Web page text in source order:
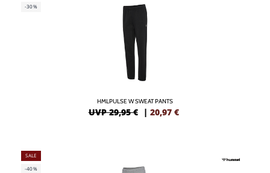
-30%
HMLPULSE W SWEAT PANTS
UVP 29,95 € | 20,97 €
SALE
-40%